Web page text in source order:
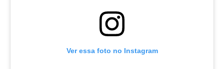
Ver essa foto no Instagram